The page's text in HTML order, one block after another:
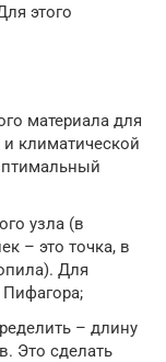
этого
материала для
климатической
узла (в
– это точка, в
Для
Пифагора;
– длину
Это сделать